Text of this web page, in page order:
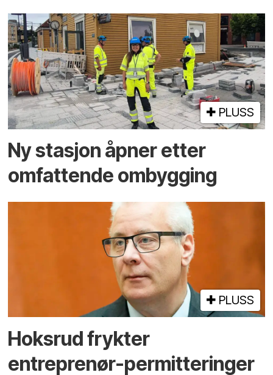
PLUSS
Ny stasjon åpner etter
omfattende ombygging
PLUSS
Hoksrud frykter
entreprenør-permitteringer